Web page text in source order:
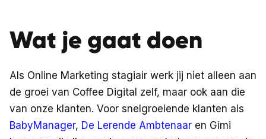
Wat je gaat doen
Als Online Marketing stagiair werk jij niet alleen aan
de groei van Coffee Digital zelf, maar ook aan die
van onze klanten. Voor snelgroeiende klanten als
BabyManager, De Lerende Ambtenaar en Gimi